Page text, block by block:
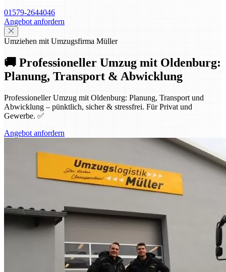
01579-2644046
Angebot anfordern
Umziehen mit Umzugsfirma Müller
🚚 Professioneller Umzug mit Oldenburg:
Planung, Transport & Abwicklung
Professioneller Umzug mit Oldenburg: Planung, Transport und
Abwicklung – pünktlich, sicher & stressfrei. Für Privat und
Gewerbe. ✅
Angebot anfordern